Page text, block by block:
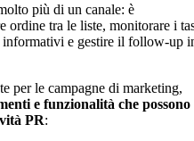
più di un canale: è
ordine tra le liste, monitorare i
informativi e gestire il follow-up
per le campagne di marketing,
e funzionalità che possono
PR: